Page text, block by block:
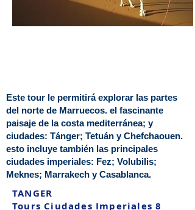
Este tour le permitirá explorar las partes
del norte de Marruecos. el fascinante
paisaje de la costa mediterránea; y
ciudades: Tánger; Tetuán y Chefchaouen.
esto incluye también las principales
ciudades imperiales: Fez; Volubilis;
Meknes; Marrakech y Casablanca.
TANGER
Tours Ciudades Imperiales 8